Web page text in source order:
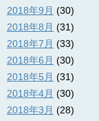
2018年9月 (30)
2018年8月 (31)
2018年7月 (33)
2018年6月 (30)
2018年5月 (31)
2018年4月 (30)
2018年3月 (28)